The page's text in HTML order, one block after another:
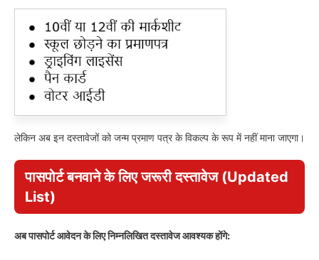
लेकिन अब इन दस्तावेजों को जन्म प्रमाण पत्र के विकल्प के रूप में नहीं माना जाएगा।
पासपोर्ट बनवाने के लिए जरूरी दस्तावेज (Updated
List)
अब पासपोर्ट आवेदन के लिए निम्नलिखित दस्तावेज आवश्यक होंगे: